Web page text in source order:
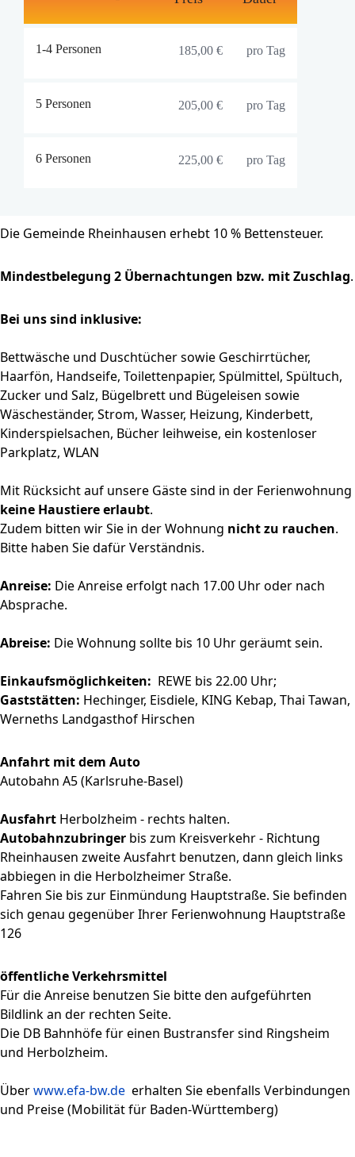
1-4 Personen 185,00 € pro Tag
5 Personen 205,00 € pro Tag
6 Personen 225,00 € pro Tag
Die Gemeinde Rheinhausen erhebt 10 % Bettensteuer.
Mindestbelegung 2 Übernachtungen bzw. mit Zuschlag.
Bei uns sind inklusive:
Bettwäsche und Duschtücher sowie Geschirrtücher,
Haarfön, Handseife, Toilettenpapier, Spülmittel, Spültuch,
Zucker und Salz, Bügelbrett und Bügeleisen sowie
Wäscheständer, Strom, Wasser, Heizung, Kinderbett,
Kinderspielsachen, Bücher leihweise, ein kostenloser
Parkplatz, WLAN
Mit Rücksicht auf unsere Gäste sind in der Ferienwohnung
keine Haustiere erlaubt.
Zudem bitten wir Sie in der Wohnung nicht zu rauchen.
Bitte haben Sie dafür Verständnis.
Anreise: Die Anreise erfolgt nach 17.00 Uhr oder nach
Absprache.
Abreise: Die Wohnung sollte bis 10 Uhr geräumt sein.
Einkaufsmöglichkeiten: REWE bis 22.00 Uhr;
Gaststätten: Hechinger, Eisdiele, KING Kebap, Thai Tawan,
Werneths Landgasthof Hirschen
Anfahrt mit dem Auto
Autobahn A5 (Karlsruhe-Basel)
Ausfahrt Herbolzheim - rechts halten.
Autobahnzubringer bis zum Kreisverkehr - Richtung
Rheinhausen zweite Ausfahrt benutzen, dann gleich links
abbiegen in die Herbolzheimer Straße.
Fahren Sie bis zur Einmündung Hauptstraße. Sie befinden
sich genau gegenüber Ihrer Ferienwohnung Hauptstraße
126
öffentliche Verkehrsmittel
Für die Anreise benutzen Sie bitte den aufgeführten
Bildlink an der rechten Seite.
Die DB Bahnhöfe für einen Bustransfer sind Ringsheim
und Herbolzheim.
Überwww.efa-bw.de erhalten Sie ebenfalls Verbindungen
und Preise (Mobilität für Baden-Württemberg)